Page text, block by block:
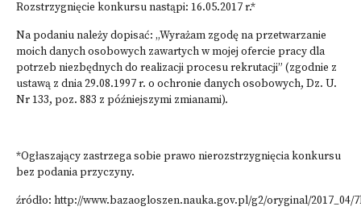
Rozstrzygnięcie konkursu nastąpi: 16.05.2017 r.*
Na podaniu należy dopisać: „Wyrażam zgodę na przetwarzanie
moich danych osobowych zawartych w mojej ofercie pracy dla
potrzeb niezbędnych do realizacji procesu rekrutacji” (zgodnie z
ustawą z dnia 29.08.1997 r. o ochronie danych osobowych, Dz. U.
Nr 133, poz. 883 z późniejszymi zmianami).
*Ogłaszający zastrzega sobie prawo nierozstrzygnięcia konkursu
bez podania przyczyny.
źródło: http://www.bazaogloszen.nauka.gov.pl/g2/oryginal/2017_04/